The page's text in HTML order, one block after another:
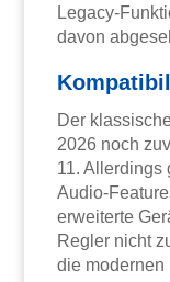
Legacy-
davon
Der
2026 noch
11. Allerdings
Audio-
erweiterte
Regler nicht
die